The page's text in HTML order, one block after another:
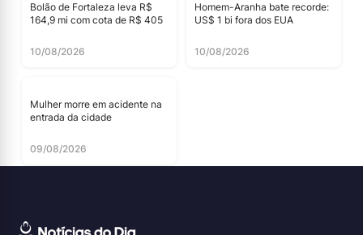
Bolão de Fortaleza leva R$
164,9 mi com cota de R$ 405
10/08/2026
Homem-Aranha bate recorde:
US$ 1 bi fora dos EUA
10/08/2026
Mulher morre em acidente na
entrada da cidade
09/08/2026